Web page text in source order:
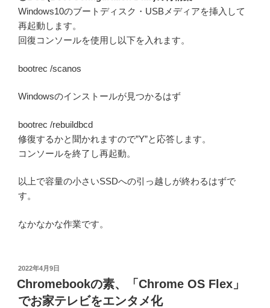
Windows10のブートディスク・USBメディアを挿入して
再起動します。
回復コンソールを使用し以下を入れます。
bootrec /scanos
Windowsのインストールが見つかるはず
bootrec /rebuildbcd
修復するかと聞かれますので”Y”と応答します。
コンソールを終了し再起動。
以上で容量の小さいSSDへの引っ越しが終わるはずで
す。
なかなかな作業です。
投
稿
日:
2022年4月9日
Chromebookの素、「Chrome OS Flex」
でお家テレビをエンタメ化